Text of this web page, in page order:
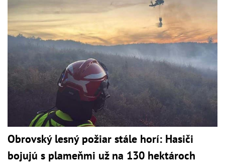
Obrovský lesný požiar stále horí: Hasiči
bojujú s plameňmi už na 130 hektároch